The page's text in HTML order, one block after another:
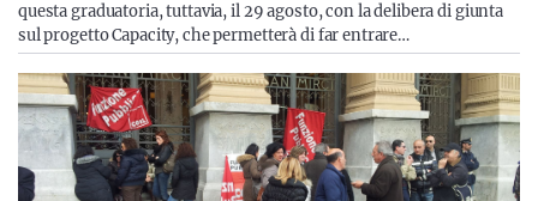
questa graduatoria, tuttavia, il 29 agosto, con la delibera di giunta
sul progetto Capacity, che permetterà di far entrare…